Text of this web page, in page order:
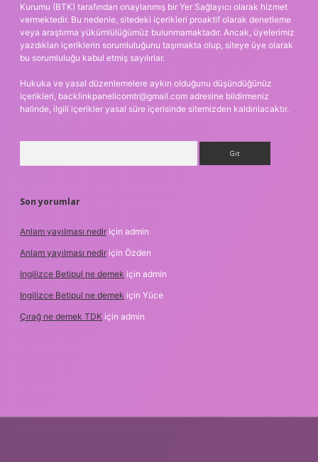
Kurumu (BTK) tarafından onaylanmış bir Yer Sağlayıcı olarak hizmet
vermektedir. Bu nedenle, sitedeki içerikleri proaktif olarak denetleme
veya araştırma yükümlülüğümüz bulunmamaktadır. Ancak, üyelerimiz
yazdıkları içeriklerin sorumluluğunu taşımakta olup, siteye üye olarak
bu sorumluluğu kabul etmiş sayılırlar.
Hukuka ve yasal düzenlemelere aykırı olduğunu düşündüğünüz
içerikleri, backlinkpanelicomtr@gmail.com adresine bildirmeniz
halinde, ilgili içerikler yasal süre içerisinde sitemizden kaldırılacaktır.
Son yorumlar
Anlam yayılması nedir için admin
Anlam yayılması nedir için Özden
Ingilizce Betipul ne demek için admin
Ingilizce Betipul ne demek için Yüce
Çırağ ne demek TDK için admin